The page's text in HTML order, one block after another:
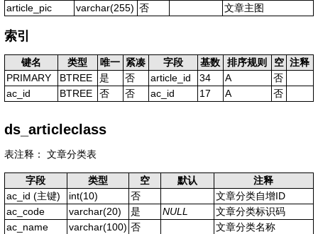
article_pic
varchar(255) 否 文章主图
索引
键名 类型 唯一 紧凑 字段 基数 排序规则 空 注释
PRIMARY
BTREE 是 否 article_id 34 A
否
ac_id
BTREE 否 否 ac_id 17 A 否
ds_articleclass
表注释： 文章分类表
字段 类型 空 默认
注释
ac_id (主键) int(10) 否
文章分类自增ID
ac_code
varchar(20) 是 NULL
文章分类标识码
ac_name
varchar(100) 否
文章分类名称